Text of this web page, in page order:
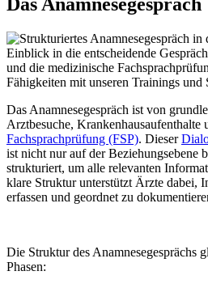
Das Anamnesegespräch ist von
Arztbesuche, Krankenhausaufenthalte
Fachsprachprüfung (FSP). Dieser
ist nicht nur auf der Beziehungsebene
strukturiert, um alle relevanten
klare Struktur unterstützt Ärzte dabei,
erfassen und geordnet zu
Die Struktur des Anamnesegesprächs
Phasen: